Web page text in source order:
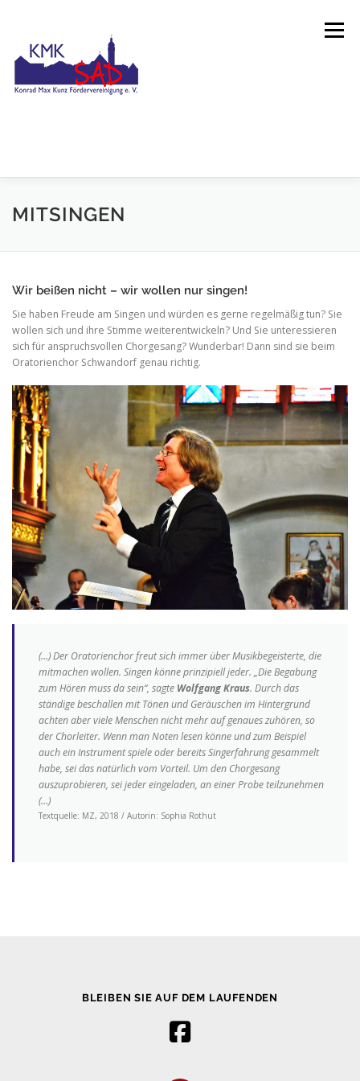
Menü
STARTSEITE KMK-FÖRDERVEREINIGUNG
KONTAKT IMPRESSUM DATENSCHUTZERKLÄRUNG
MITSINGEN
Wir beißen nicht – wir wollen nur singen!
Sie haben Freude am Singen und würden es gerne regelmäßig tun? Sie
wollen sich und ihre Stimme weiterentwickeln? Und Sie unteressieren
sich für anspruchsvollen Chorgesang? Wunderbar! Dann sind sie beim
Oratorienchor Schwandorf genau richtig.
(…) Der Oratorienchor freut sich immer über Musikbegeisterte, die
mitmachen wollen. Singen könne prinzipiell jeder. „Die Begabung
zum Hören muss da sein“, sagte WolfgangKraus. Durch das
ständige beschallen mit Tönen und Geräuschen im Hintergrund
achten aber viele Menschen nicht mehr auf genaues zuhören, so
der Chorleiter. Wenn man Noten lesen könne und zum Beispiel
auch ein Instrument spiele oder bereits Singerfahrung gesammelt
habe, sei das natürlich vom Vorteil. Um den Chorgesang
auszuprobieren, sei jeder eingeladen, an einer Probe teilzunehmen
(…)
Textquelle: MZ, 2018 / Autorin: Sophia Rothut
BLEIBEN SIE AUF DEM LAUFENDEN